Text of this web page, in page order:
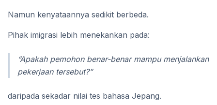
Namun kenyataannya sedikit berbeda.
Pihak imigrasi lebih menekankan pada:
“Apakah pemohon benar-benar mampu menjalankan
pekerjaan tersebut?”
daripada sekadar nilai tes bahasa Jepang.